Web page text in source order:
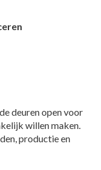
deuren open voor
willen maken.
productie en